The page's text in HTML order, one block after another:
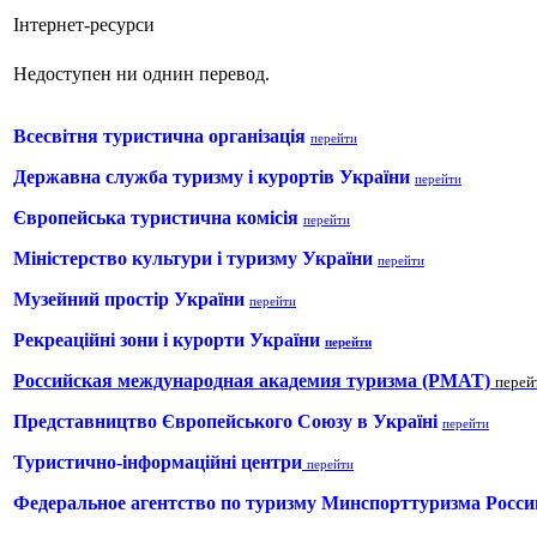
Інтернет-ресурси
Недоступен ни однин перевод.
Всесвітня туристична організація перейти
Державна служба туризму і курортів України перейти
Європейська туристична комісія перейти
Міністерство культури і туризму України перейти
Музейний простір України перейти
Рекреаційні зони і курорти України перейти
Российская международная академия туризма (РМАТ)
Представництво Європейського Союзу в Україні перейти
Туристично-інформаційні центри перейти
Федеральное агентство по туризму Минспорттуризма